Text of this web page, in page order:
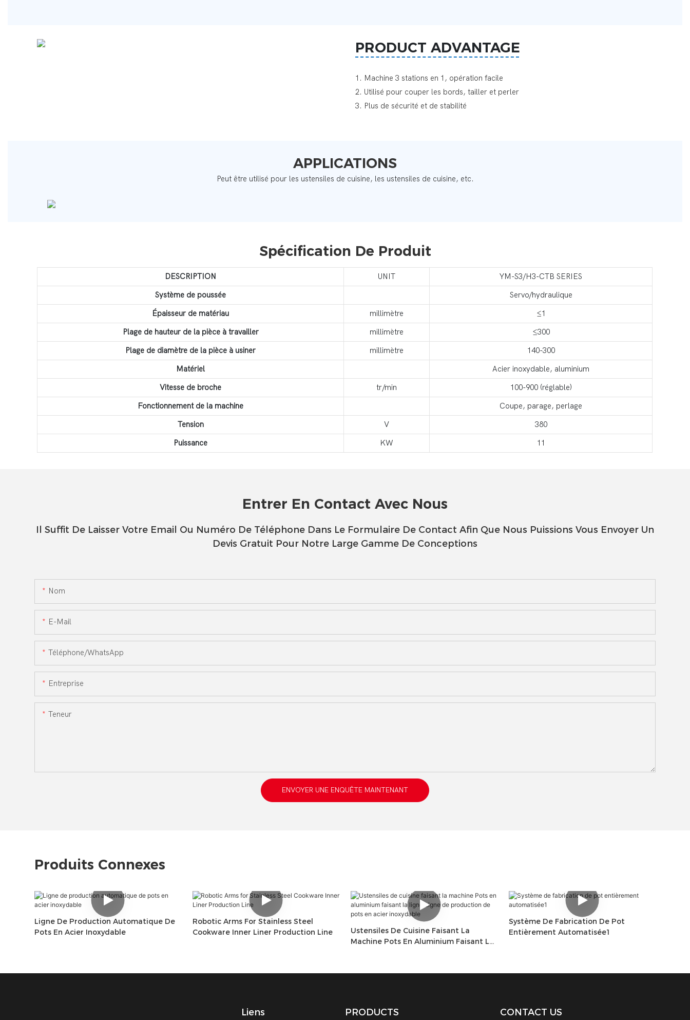
PRODUCT ADVANTAGE
1. Machine 3 stations en 1, opération facile
2. Utilisé pour couper les bords, tailler et perler
3. Plus de sécurité et de stabilité
APPLICATIONS
Peut être utilisé pour les ustensiles de cuisine, les ustensiles de cuisine, etc.
Spécification De Produit
DESCRIPTION UNIT
YM-S3/H3-CTB SERIES
Système de poussée
Servo/hydraulique
Épaisseur de matériau
millimètre
≤1
Plage de hauteur de la pièce à travailler
millimètre
≤300
Plage de diamètre de la pièce à usiner
millimètre
140-300
Matériel
Acier inoxydable, aluminium
Vitesse de broche
tr/min
100-900 (réglable)
Fonctionnement de la machine
Coupe, parage, perlage
Tension
V
380
Puissance
KW 11
Entrer En Contact Avec Nous
Il Suffit De Laisser Votre Email Ou Numéro De Téléphone Dans Le Formulaire De Contact Afin Que Nous Puissions Vous Envoyer Un
Devis Gratuit Pour Notre Large Gamme De Conceptions
Nom
E-Mail
Téléphone/WhatsApp
Entreprise
Teneur
ENVOYER UNE ENQUÊTE MAINTENANT
Produits Connexes
Ligne De Production Automatique De
Pots En Acier Inoxydable
Robotic Arms For Stainless Steel
Cookware Inner Liner Production Line
Ustensiles De Cuisine Faisant La
Machine Pots En Aluminium Faisant La
Système De Fabrication De Pot
Entièrement Automatisée1
Liens PRODUCTS CONTACT US